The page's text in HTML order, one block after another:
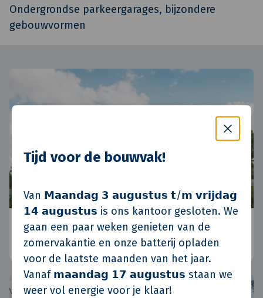
Tijd voor de bouwvak!
Van 𝗠𝗮𝗮𝗻𝗱𝗮𝗴 𝟯 𝗮𝘂𝗴𝘂𝘀𝘁𝘂𝘀 𝘁/𝗺 𝘃𝗿𝗶𝗷𝗱𝗮𝗴
𝟭𝟰 𝗮𝘂𝗴𝘂𝘀𝘁𝘂𝘀 is ons kantoor gesloten. We
gaan een paar weken genieten van de
zomervakantie en onze batterij opladen
voor de laatste maanden van het jaar.
Vanaf 𝗺𝗮𝗮𝗻𝗱𝗮𝗴 𝟭𝟳 𝗮𝘂𝗴𝘂𝘀𝘁𝘂𝘀 staan we
weer vol energie voor je klaar!
Ondergrondse parkeergarages, bijzondere
gebouwvormen
Koninko, Polen
Posen, Polen•Standort Polen•Aktuelle